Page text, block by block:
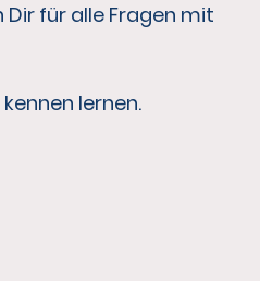
für alle Fragen mit
lernen.